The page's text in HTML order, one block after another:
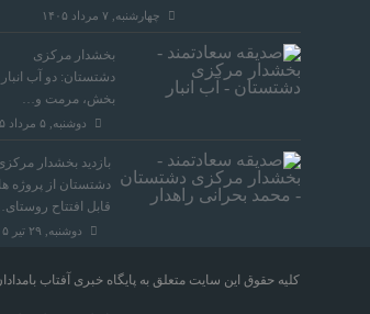
چهارشنبه, ۷ مرداد ۱۴۰۵
بخشدار مرکزی
دشتستان: دو آب انبار
بخش، مرمت و…
دوشنبه, ۵ مرداد ۱۴۰۵
بازدید بخشدار
دشتستان از پروژه
قابل افتتاح
دوشنبه, ۲۹ تیر ۱۴۰۵
کلیه حقوق این سایت متعلق به پایگاه خبری آفتاب